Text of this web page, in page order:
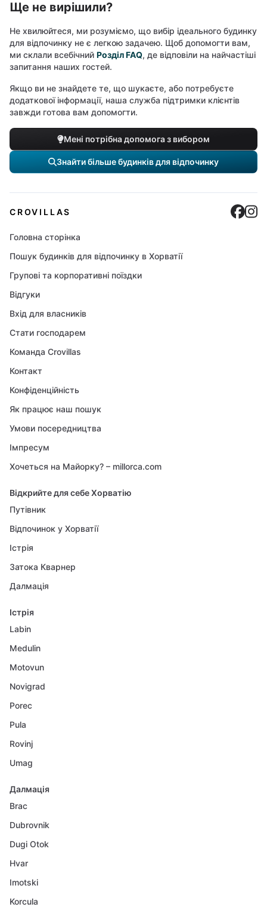
Ще не вирішили?
Не хвилюйтеся, ми розуміємо, що вибір ідеального будинку
для відпочинку не є легкою задачею. Щоб допомогти вам,
ми склали всебічний Розділ FAQ, де відповіли на найчастіші
запитання наших гостей.
Якщо ви не знайдете те, що шукаєте, або потребуєте
додаткової інформації, наша служба підтримки клієнтів
завжди готова вам допомогти.
Мені потрібна допомога з вибором
Знайти більше будинків для відпочинку
CROVILLAS
Головна сторінка
Пошук будинків для відпочинку в Хорватії
Групові та корпоративні поїздки
Відгуки
Вхід для власників
Стати господарем
Команда Crovillas
Контакт
Конфіденційність
Як працює наш пошук
Умови посередництва
Імпресум
Хочеться на Майорку? – millorca.com
Відкрийте для себе Хорватію
Путівник
Відпочинок у Хорватії
Істрія
Затока Кварнер
Далмація
Істрія
Labin
Medulin
Motovun
Novigrad
Porec
Pula
Rovinj
Umag
Далмація
Brac
Dubrovnik
Dugi Otok
Hvar
Imotski
Korcula